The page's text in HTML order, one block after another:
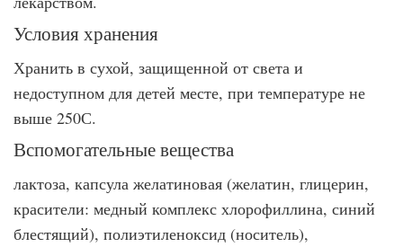
Условия хранения
Хранить в сухой, защищенной от света и
недоступном для детей месте, при температуре не
выше 250С.
Вспомогательные вещества
лактоза, капсула желатиновая (желатин, глицерин,
красители: медный комплекс хлорофиллина, синий
блестящий), полиэтиленоксид (носитель),